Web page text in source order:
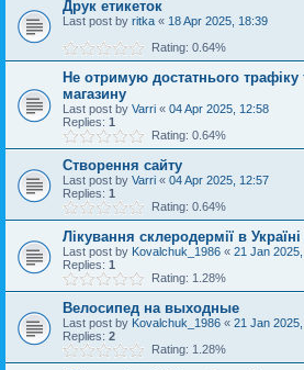
Друк етикеток
Last post by ritka « 18 Apr 2025, 18:39
Rating: 0.64%
Не отримую достатнього трафіку
магазину
Last post by Varri « 04 Apr 2025, 12:58
Replies: 1
Rating: 0.64%
Створення сайту
Last post by Varri « 04 Apr 2025, 12:57
Replies: 1
Rating: 0.64%
Лікування склеродермії в Україні
Last post by Kovalchuk_1986 « 21 Jan
Replies: 1
Rating: 1.28%
Велосипед на выходные
Last post by Kovalchuk_1986 « 21 Jan
Replies: 2
Rating: 1.28%